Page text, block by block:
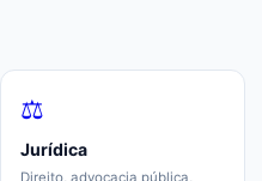
⚖️
Jurídica
Direito, advocacia pública,